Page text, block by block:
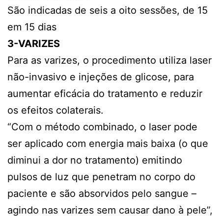
São indicadas de seis a oito sessões, de 15
em 15 dias
3-VARIZES
Para as varizes, o procedimento utiliza laser
não-invasivo e injeções de glicose, para
aumentar eficácia do tratamento e reduzir
os efeitos colaterais.
“Com o método combinado, o laser pode
ser aplicado com energia mais baixa (o que
diminui a dor no tratamento) emitindo
pulsos de luz que penetram no corpo do
paciente e são absorvidos pelo sangue –
agindo nas varizes sem causar dano à pele”,